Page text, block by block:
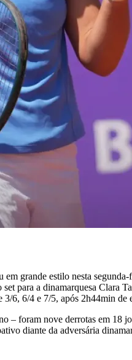
grande estilo nesta
para a dinamarquesa
6, 6/4 e 7/5, após 2h44min de
– foram nove derrotas em
diante da adversária